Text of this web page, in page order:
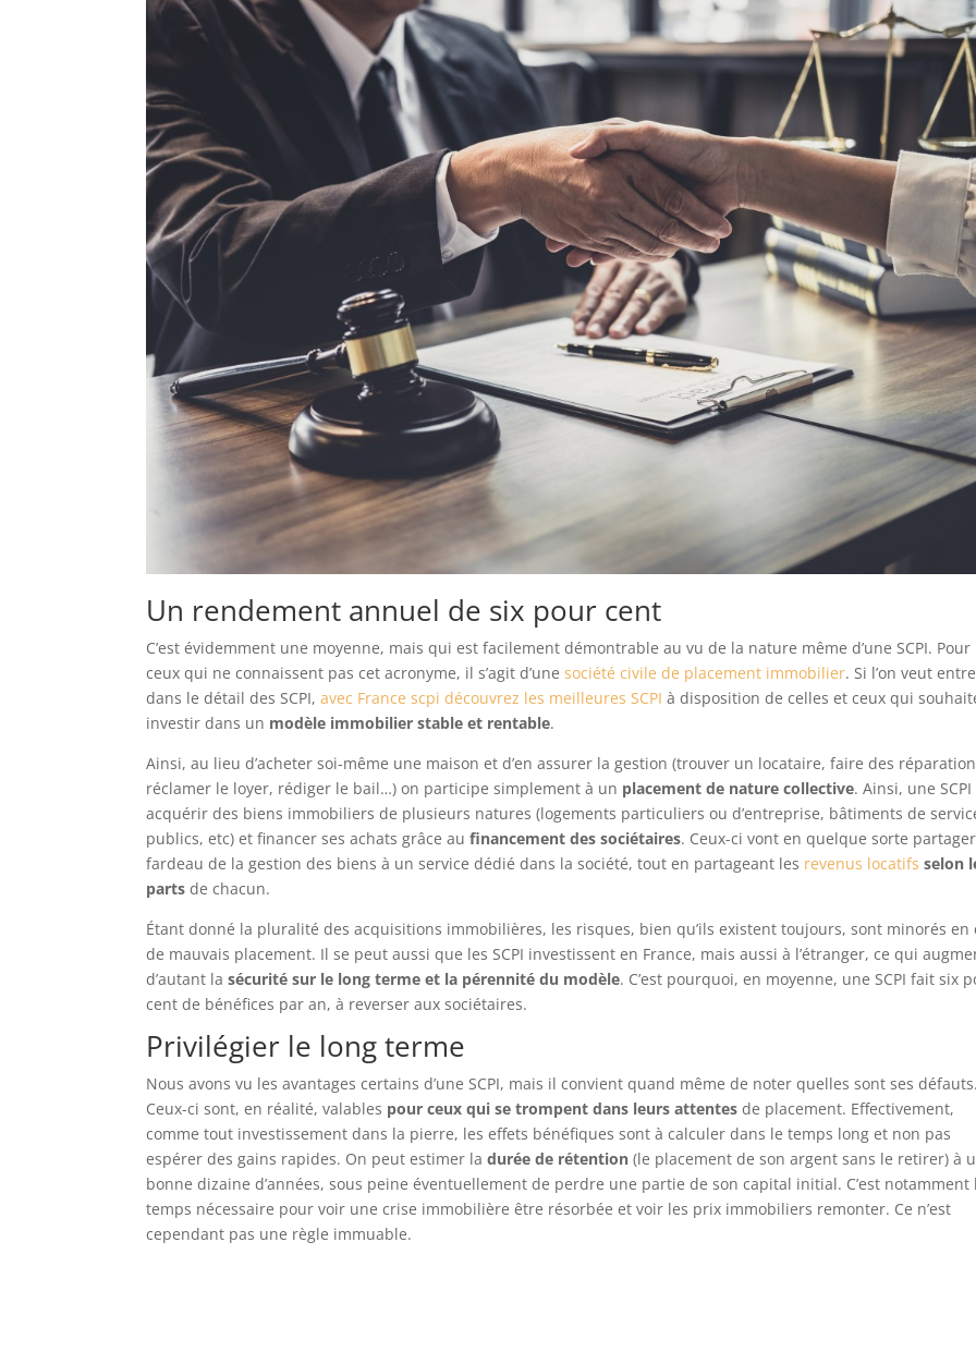
Un rendement annuel de six pour cent
C’est évidemment une moyenne, mais qui est facilement démontrable au vu de la nature même d’une SCPI. Pour
ceux qui ne connaissent pas cet acronyme, il s’agit d’unesociété civile de placement immobilier. Si l’on veut
dans le détail des SCPI,avec France scpi découvrez les meilleures SCPI à disposition de celles et ceux qui
investir dans un modèle immobilier stable et rentable.
Ainsi, au lieu d’acheter soi-même une maison et d’en assurer la gestion (trouver un locataire, faire des
réclamer le loyer, rédiger le bail…) on participe simplement à un placement de nature collective. Ainsi, une SCPI
acquérir des biens immobiliers de plusieurs natures (logements particuliers ou d’entreprise, bâtiments de
publics, etc) et financer ses achats grâce aufinancement des sociétaires. Ceux-ci vont en quelque sorte
fardeau de la gestion des biens à un service dédié dans la société, tout en partageant les revenus locatifs selon
partsde chacun.
Étant donné la pluralité des acquisitions immobilières, les risques, bien qu’ils existent toujours, sont minorés en
de mauvais placement. Il se peut aussi que les SCPI investissent en France, mais aussi à l’étranger, ce qui
d’autant lasécurité sur le long terme et la pérennité du modèle. C’est pourquoi, en moyenne, une SCPI fait six
cent de bénéfices par an, à reverser aux sociétaires.
Privilégier le long terme
Nous avons vu les avantages certains d’une SCPI, mais il convient quand même de noter quelles sont ses
Ceux-ci sont, en réalité, valables pour ceux qui se trompent dans leurs attentes de placement. Effectivement,
comme tout investissement dans la pierre, les effets bénéfiques sont à calculer dans le temps long et non pas
espérer des gains rapides. On peut estimer ladurée de rétention (le placement de son argent sans le retirer) à
bonne dizaine d’années, sous peine éventuellement de perdre une partie de son capital initial. C’est notamment
temps nécessaire pour voir une crise immobilière être résorbée et voir les prix immobiliers remonter. Ce n’est
cependant pas une règle immuable.